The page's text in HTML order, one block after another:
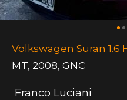
Volkswagen Suran 1.6
MT, 2008, GNC
Franco Luciani